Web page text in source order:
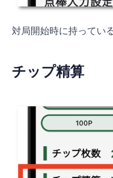
対局開始時に持ってい
チップ精算